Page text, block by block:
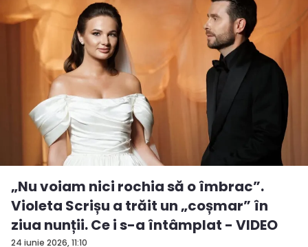
24 iunie 2026, 11:10
„Nu voiam nici rochia să o îmbrac”.
Violeta Scrișu a trăit un „coșmar” în
ziua nunții. Ce i s-a întâmplat - VIDEO